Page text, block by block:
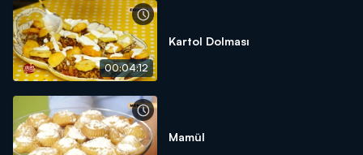
00:04:12
Kartol Dolması
Mamül